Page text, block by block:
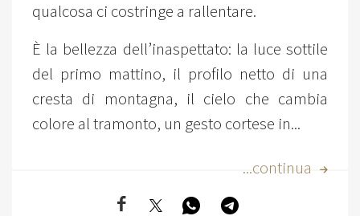
qualcosa ci costringe a rallentare.
È la bellezza dell’inaspettato: la luce sottile
del primo mattino, il profilo netto di una
cresta di montagna, il cielo che cambia
colore al tramonto, un gesto cortese in...
...continua